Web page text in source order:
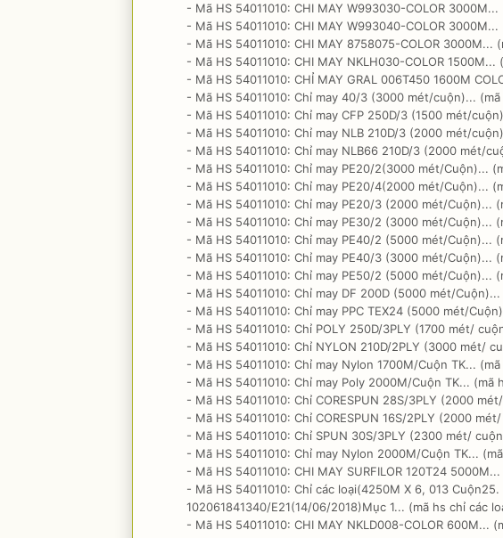
- Mã HS 54011010: CHI MAY W993030-COLOR
- Mã HS 54011010: CHI MAY W993040-COLOR
- Mã HS 54011010: CHI MAY 8758075-COLOR
- Mã HS 54011010: CHI MAY NKLH030-COLOR
- Mã HS 54011010: CHỈ MAY GRAL 006T450 1600M
- Mã HS 54011010: Chỉ may 40/3 (3000 mét/cuộn)...
- Mã HS 54011010: Chỉ may CFP 250D/3 (1500 mét/
- Mã HS 54011010: Chỉ may NLB 210D/3 (2000 mét/
- Mã HS 54011010: Chỉ may NLB66 210D/3 (2000 mét/
- Mã HS 54011010: Chỉ may PE20/2(3000 mét/Cuộn)...
- Mã HS 54011010: Chỉ may PE20/4(2000 mét/Cuộn)...
- Mã HS 54011010: Chỉ may PE20/3 (2000 mét/
- Mã HS 54011010: Chỉ may PE30/2 (3000 mét/
- Mã HS 54011010: Chỉ may PE40/2 (5000 mét/
- Mã HS 54011010: Chỉ may PE40/3 (3000 mét/
- Mã HS 54011010: Chỉ may PE50/2 (5000 mét/
- Mã HS 54011010: Chỉ may DF 200D (5000 mét/
- Mã HS 54011010: Chỉ may PPC TEX24 (5000 mét/
- Mã HS 54011010: Chỉ POLY 250D/3PLY (1700 mét/
- Mã HS 54011010: Chỉ NYLON 210D/2PLY (3000 mét/
- Mã HS 54011010: Chỉ may Nylon 1700M/Cuộn TK...
- Mã HS 54011010: Chỉ may Poly 2000M/Cuộn TK...
- Mã HS 54011010: Chỉ CORESPUN 28S/3PLY (2000
- Mã HS 54011010: Chỉ CORESPUN 16S/2PLY (2000
- Mã HS 54011010: Chỉ SPUN 30S/3PLY (2300 mét/
- Mã HS 54011010: Chỉ may Nylon 2000M/Cuộn TK...
- Mã HS 54011010: CHI MAY SURFILOR 120T24
- Mã HS 54011010: Chỉ các loại(4250M X 6, 013
102061841340/E21(14/06/2018)Mục 1... (mã hs chỉ các
- Mã HS 54011010: CHI MAY NKLD008-COLOR